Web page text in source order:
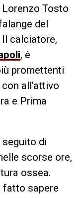
Tosto
del
calciatore,
, è
promettenti
all’attivo
e Prima
di
scorse ore,
ossea.
fatto sapere